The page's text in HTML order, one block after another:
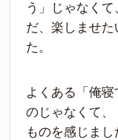
う」じゃなく
だ、楽しませ
た。
よくある「俺
のじゃなくて、
ものを感じまし